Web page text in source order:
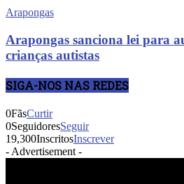
Arapongas
Arapongas sanciona lei para
crianças autistas
SIGA-NOS NAS REDES
0FãsCurtir
0SeguidoresSeguir
19,300InscritosInscrever
- Advertisement -